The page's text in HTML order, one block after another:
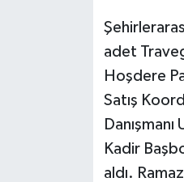
adet
Hoşdere
Satış
Kadir
aldı.